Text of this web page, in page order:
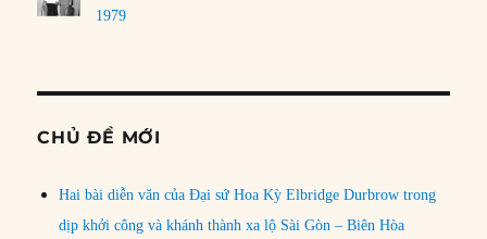
1979
CHỦ ĐỀ MỚI
Hai bài diễn văn của Đại sứ Hoa Kỳ Elbridge Durbrow trong
dịp khởi công và khánh thành xa lộ Sài Gòn – Biên Hòa